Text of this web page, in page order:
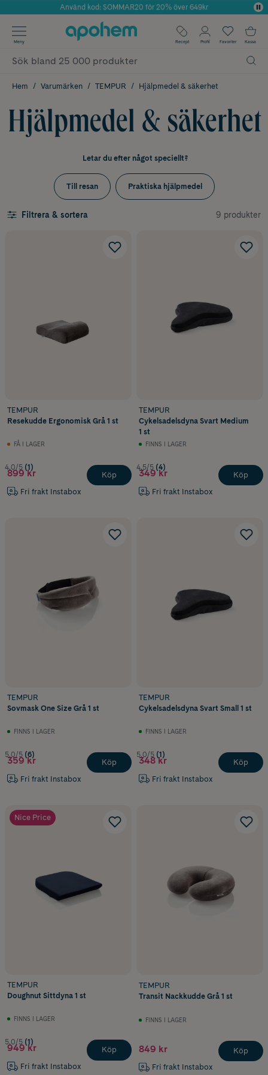
Årets Butik 2025 inom Skönhet
Använd kod: SOMMAR20 för 20% över 649kr
✓ Fri frakt
✓ Poäng på alla köp*
Meny Recept Profil Favoriter Kassa
Hem Varumärken TEMPUR Hjälpmedel & säkerhet
Hjälpmedel & säkerhet
Letar du efter något speciellt?
Till resan Praktiska hjälpmedel
Filtrera & sortera 9 produkter
TEMPUR
Resekudde Ergonomisk Grå 1 st
FÅ I LAGER
4.0/5 (1)
899 kr
Fri frakt Instabox
Köp
TEMPUR
Cykelsadelsdyna Svart Medium
1 st
FINNS I LAGER
4.5/5 (4)
349 kr
Fri frakt Instabox
Köp
TEMPUR
Sovmask One Size Grå 1 st
FINNS I LAGER
5.0/5 (6)
359 kr
Fri frakt Instabox
Köp
TEMPUR
Cykelsadelsdyna Svart Small 1 st
FINNS I LAGER
5.0/5 (1)
348 kr
Fri frakt Instabox
Köp
Nice Price
TEMPUR
Doughnut Sittdyna 1 st
FINNS I LAGER
5.0/5 (1)
949 kr
Fri frakt Instabox
Köp
TEMPUR
Transit Nackkudde Grå 1 st
FINNS I LAGER
849 kr
Fri frakt Instabox
Köp